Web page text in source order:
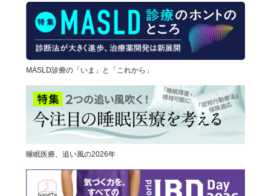
MASLD診療の「いま」と「これから」
睡眠医療、追い風の2026年